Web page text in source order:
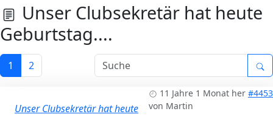
Unser Clubsekretär hat heute
Geburtstag....
1 2
11 Jahre 1 Monat her #4453
von Martin
Unser Clubsekretär hat heute